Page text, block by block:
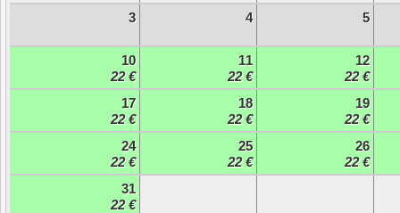
3 4 5
10
22 €
11
22 €
12
22 €
17
22 €
18
22 €
19
22 €
24
22 €
25
22 €
26
22 €
31
22 €